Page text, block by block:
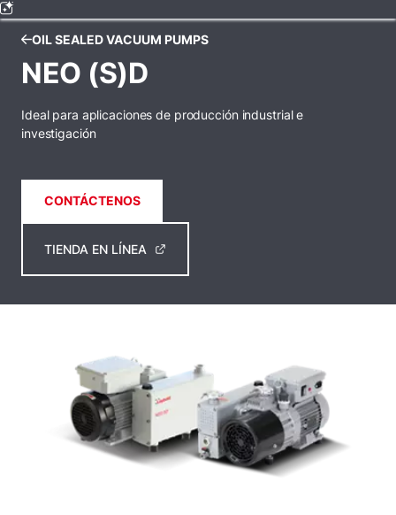
OIL SEALED VACUUM PUMPS
NEO (S)D
Ideal para aplicaciones de producción industrial e
investigación
CONTÁCTENOS
TIENDA EN LÍNEA